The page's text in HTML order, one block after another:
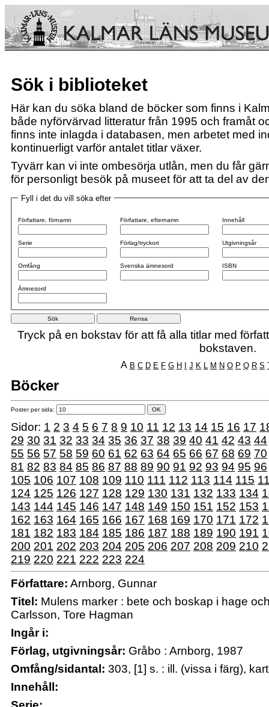
Sök i biblioteket
Här kan du söka bland de böcker som finns i
både nyförvärvad litteratur från 1995 och framåt
finns inte inlagda i databasen, men arbetet med
kontinuerligt varför antalet titlar växer.
Tyvärr kan vi inte ombesörja utlån, men du får
för personligt besök på museet för att ta del av
Fyll i det du vill söka efter
Författare, förnamn
Serie
Omfång
Ämnesord
Författare, efternamn
Förlag/tryckort
Svenska ämnesord
Innehåll
Utgivningsår
ISBN
Tryck på en bokstav för att få alla titlar med
bokstaven.
A B C D E F G H I J K L M N O P Q R S
Böcker
Poster per sida:
Sidor: 1 2 3 4 5 6 7 8 9 10 11 12 13 14 15 16 17
29 30 31 32 33 34 35 36 37 38 39 40 41 42 43 44
55 56 57 58 59 60 61 62 63 64 65 66 67 68 69 70
81 82 83 84 85 86 87 88 89 90 91 92 93 94 95 96
105 106 107 108 109 110 111 112 113 114 115
124 125 126 127 128 129 130 131 132 133 134
143 144 145 146 147 148 149 150 151 152 153
162 163 164 165 166 167 168 169 170 171 172
181 182 183 184 185 186 187 188 189 190 191
200 201 202 203 204 205 206 207 208 209 210
219 220 221 222 223 224
Författare: Arnborg, Gunnar
Titel: Mulens marker : bete och boskap i hage
Carlsson, Tore Hagman
Ingår i:
Förlag, utgivningsår: Gråbo : Arnborg, 1987
Omfång/sidantal: 303, [1] s. : ill. (vissa i färg),
Innehåll: